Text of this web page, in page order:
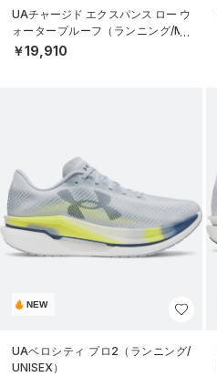
UAチャージド エクスパンス ロー ウ
ォータープルーフ（ランニング/ME
N）
￥19,910
NEW
UAベロシティ プロ2（ランニング/
UNISEX）